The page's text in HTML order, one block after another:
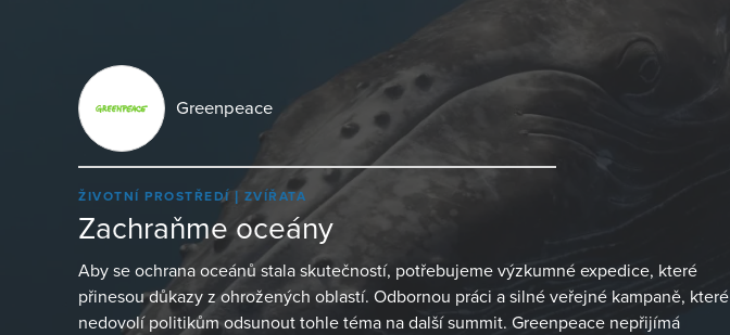
Greenpeace
ŽIVOTNÍ PROSTŘEDÍ ZVÍŘATA
Zachraňme oceány
Aby se ochrana oceánů stala skutečností, potřebujeme výzkumné expedice, které
přinesou důkazy z ohrožených oblastí. Odbornou práci a silné veřejné kampaně, které
nedovolí politikům odsunout tohle téma na další summit. Greenpeace nepřijímá